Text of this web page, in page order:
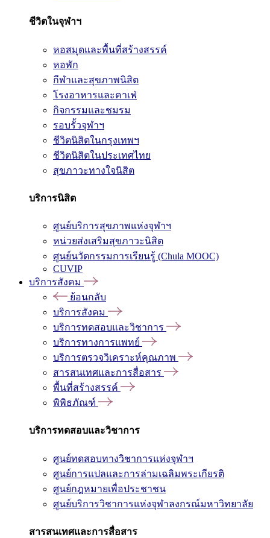
ชีวิตในจุฬาฯ
หอสมุดและพื้นที่สร้างสรรค์
หอพัก
กีฬาและสุขภาพนิสิต
โรงอาหารและคาเฟ่
กิจกรรมและชมรม
รอบรั้วจุฬาฯ
ชีวิตนิสิตในกรุงเทพฯ
ชีวิตนิสิตในประเทศไทย
สุขภาวะทางใจนิสิต
บริการนิสิต
ศูนย์บริการสุขภาพแห่งจุฬาฯ
หน่วยส่งเสริมสุขภาวะนิสิต
ศูนย์นวัตกรรมการเรียนรู้ (Chula MOOC)
CUVIP
บริการสังคม
ย้อนกลับ
บริการสังคม
บริการทดสอบและวิชาการ
บริการทางการแพทย์
บริการตรวจวิเคราะห์คุณภาพ
สารสนเทศและการสื่อสาร
พื้นที่สร้างสรรค์
พิพิธภัณฑ์
บริการทดสอบและวิชาการ
ศูนย์ทดสอบทางวิชาการแห่งจุฬาฯ
ศูนย์การแปลและการล่ามเฉลิมพระเกียรติ
ศูนย์กฎหมายเพื่อประชาชน
ศูนย์บริการวิชาการแห่งจุฬาลงกรณ์มหาวิทยาลัย
สารสนเทศและการสื่อสาร